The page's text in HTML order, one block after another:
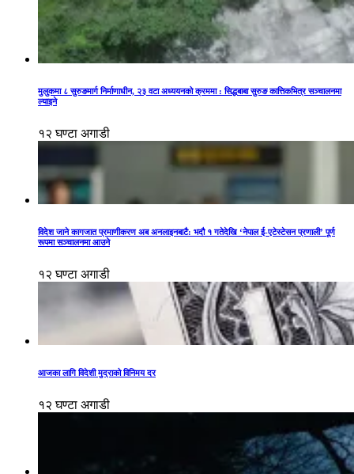
मुलुकमा ८ सुरुङमार्ग निर्माणाधीन, २३ वटा अध्ययनको क्रममा : सिद्धबाबा सुरुङ कात्तिकभित्र सञ्चालनमा
ल्याइने
१२ घण्टा अगाडी
विदेश जाने कागजात प्रमाणीकरण अब अनलाइनबाटै: भदौ १ गतेदेखि ‘नेपाल ई-एटेस्टेसन प्रणाली’ पूर्ण
रूपमा सञ्चालनमा आउने
१२ घण्टा अगाडी
आजका लागि विदेशी मुद्राको विनिमय दर
१२ घण्टा अगाडी